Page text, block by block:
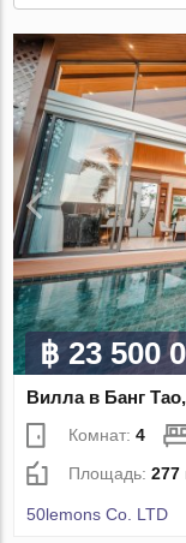
฿ 23 500
Вилла в Банг
Комнат:4
Площадь:277
50lemons Co. LTD